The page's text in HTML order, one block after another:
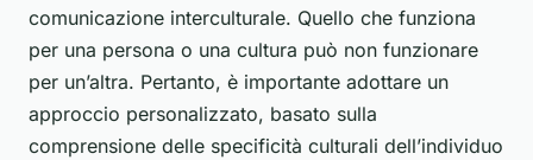
comunicazione interculturale. Quello che funziona
per una persona o una cultura può non funzionare
per un’altra. Pertanto, è importante adottare un
approccio personalizzato, basato sulla
comprensione delle specificità culturali dell’individuo